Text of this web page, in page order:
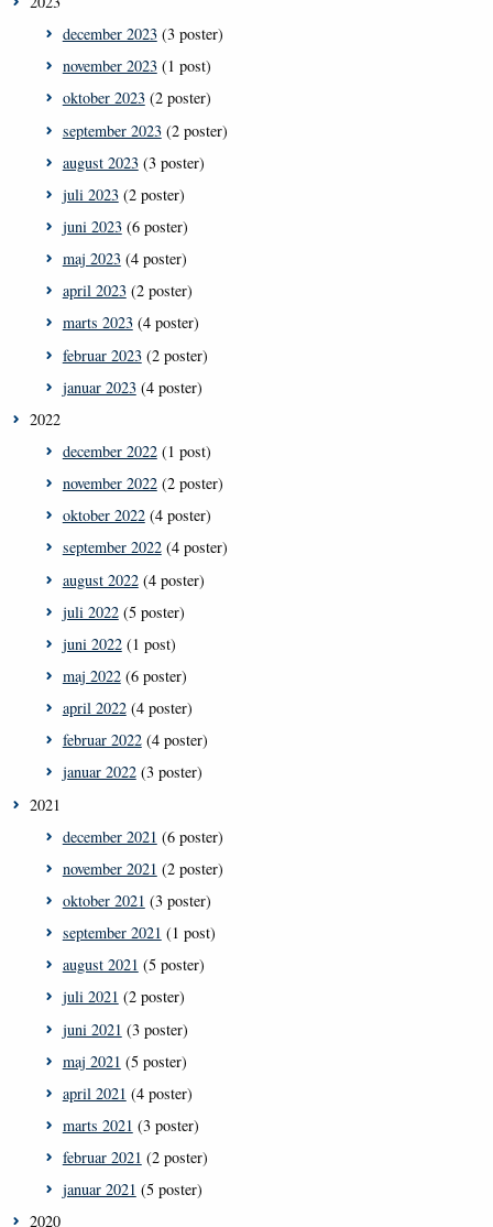
december 2023(3 poster)
november 2023(1 post)
oktober 2023(2 poster)
september 2023(2 poster)
august 2023(3 poster)
juli 2023(2 poster)
juni 2023(6 poster)
maj 2023(4 poster)
april 2023(2 poster)
marts 2023(4 poster)
februar 2023(2 poster)
januar 2023(4 poster)
2022
december 2022(1 post)
november 2022(2 poster)
oktober 2022(4 poster)
september 2022(4 poster)
august 2022(4 poster)
juli 2022(5 poster)
juni 2022(1 post)
maj 2022(6 poster)
april 2022(4 poster)
februar 2022(4 poster)
januar 2022(3 poster)
2021
december 2021 (6 poster)
november 2021 (2 poster)
oktober 2021 (3 poster)
september 2021 (1 post)
august 2021 (5 poster)
juli 2021 (2 poster)
juni 2021 (3 poster)
maj 2021 (5 poster)
april 2021 (4 poster)
marts 2021 (3 poster)
februar 2021 (2 poster)
januar 2021 (5 poster)
2020